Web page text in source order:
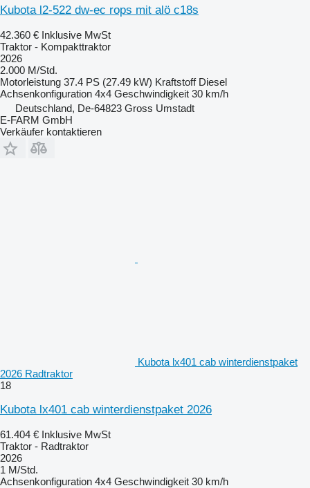
Kubota l2-522 dw-ec rops mit alö c18s
42.360 € Inklusive MwSt
Traktor - Kompakttraktor
2026
2.000 M/Std.
Motorleistung 37.4 PS (27.49 kW) Kraftstoff Diesel
Achsenkonfiguration 4x4 Geschwindigkeit 30 km/h
Deutschland, De-64823 Gross Umstadt
E-FARM GmbH
Verkäufer kontaktieren
Kubota lx401 cab winterdienstpaket
2026 Radtraktor
18
Kubota lx401 cab winterdienstpaket 2026
61.404 € Inklusive MwSt
Traktor - Radtraktor
2026
1 M/Std.
Achsenkonfiguration 4x4 Geschwindigkeit 30 km/h